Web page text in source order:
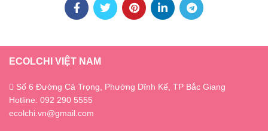
ECOLCHI VIỆT NAM
Số 6 Đường Cả Trọng, Phường Dĩnh Kế, TP Bắc Giang
Hotline: 092 290 5555
ecolchi.vn@gmail.com